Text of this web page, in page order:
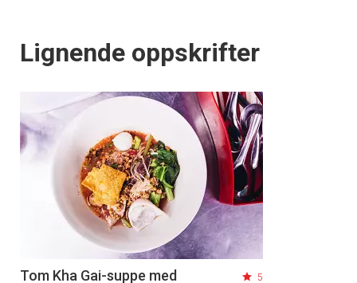
Lignende oppskrifter
Tom Kha Gai-suppe med
5